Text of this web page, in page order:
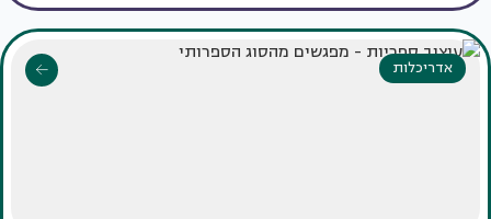
אדריכלות